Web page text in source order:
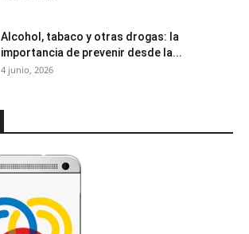
Alcohol, tabaco y otras drogas: la
importancia de prevenir desde la...
4 junio, 2026